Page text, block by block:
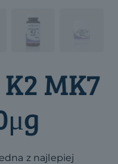
MK7
z najlepiej